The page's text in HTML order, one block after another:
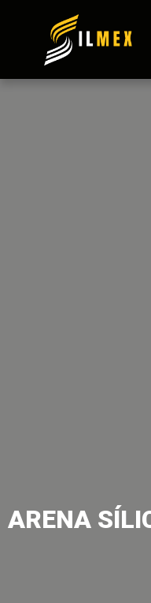
ARENA